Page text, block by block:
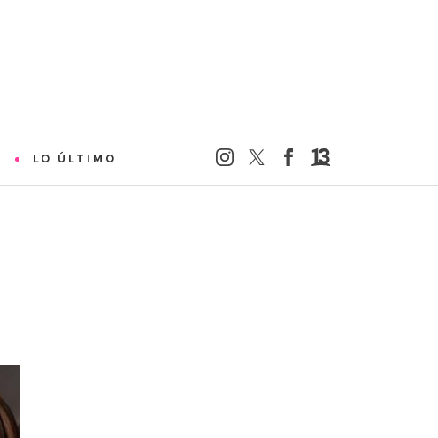
LO ÚLTIMO